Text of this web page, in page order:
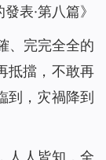
表·第八篇》
、完完全全的
抵擋，不敢再
到，灾禍降到
人人皆知，全